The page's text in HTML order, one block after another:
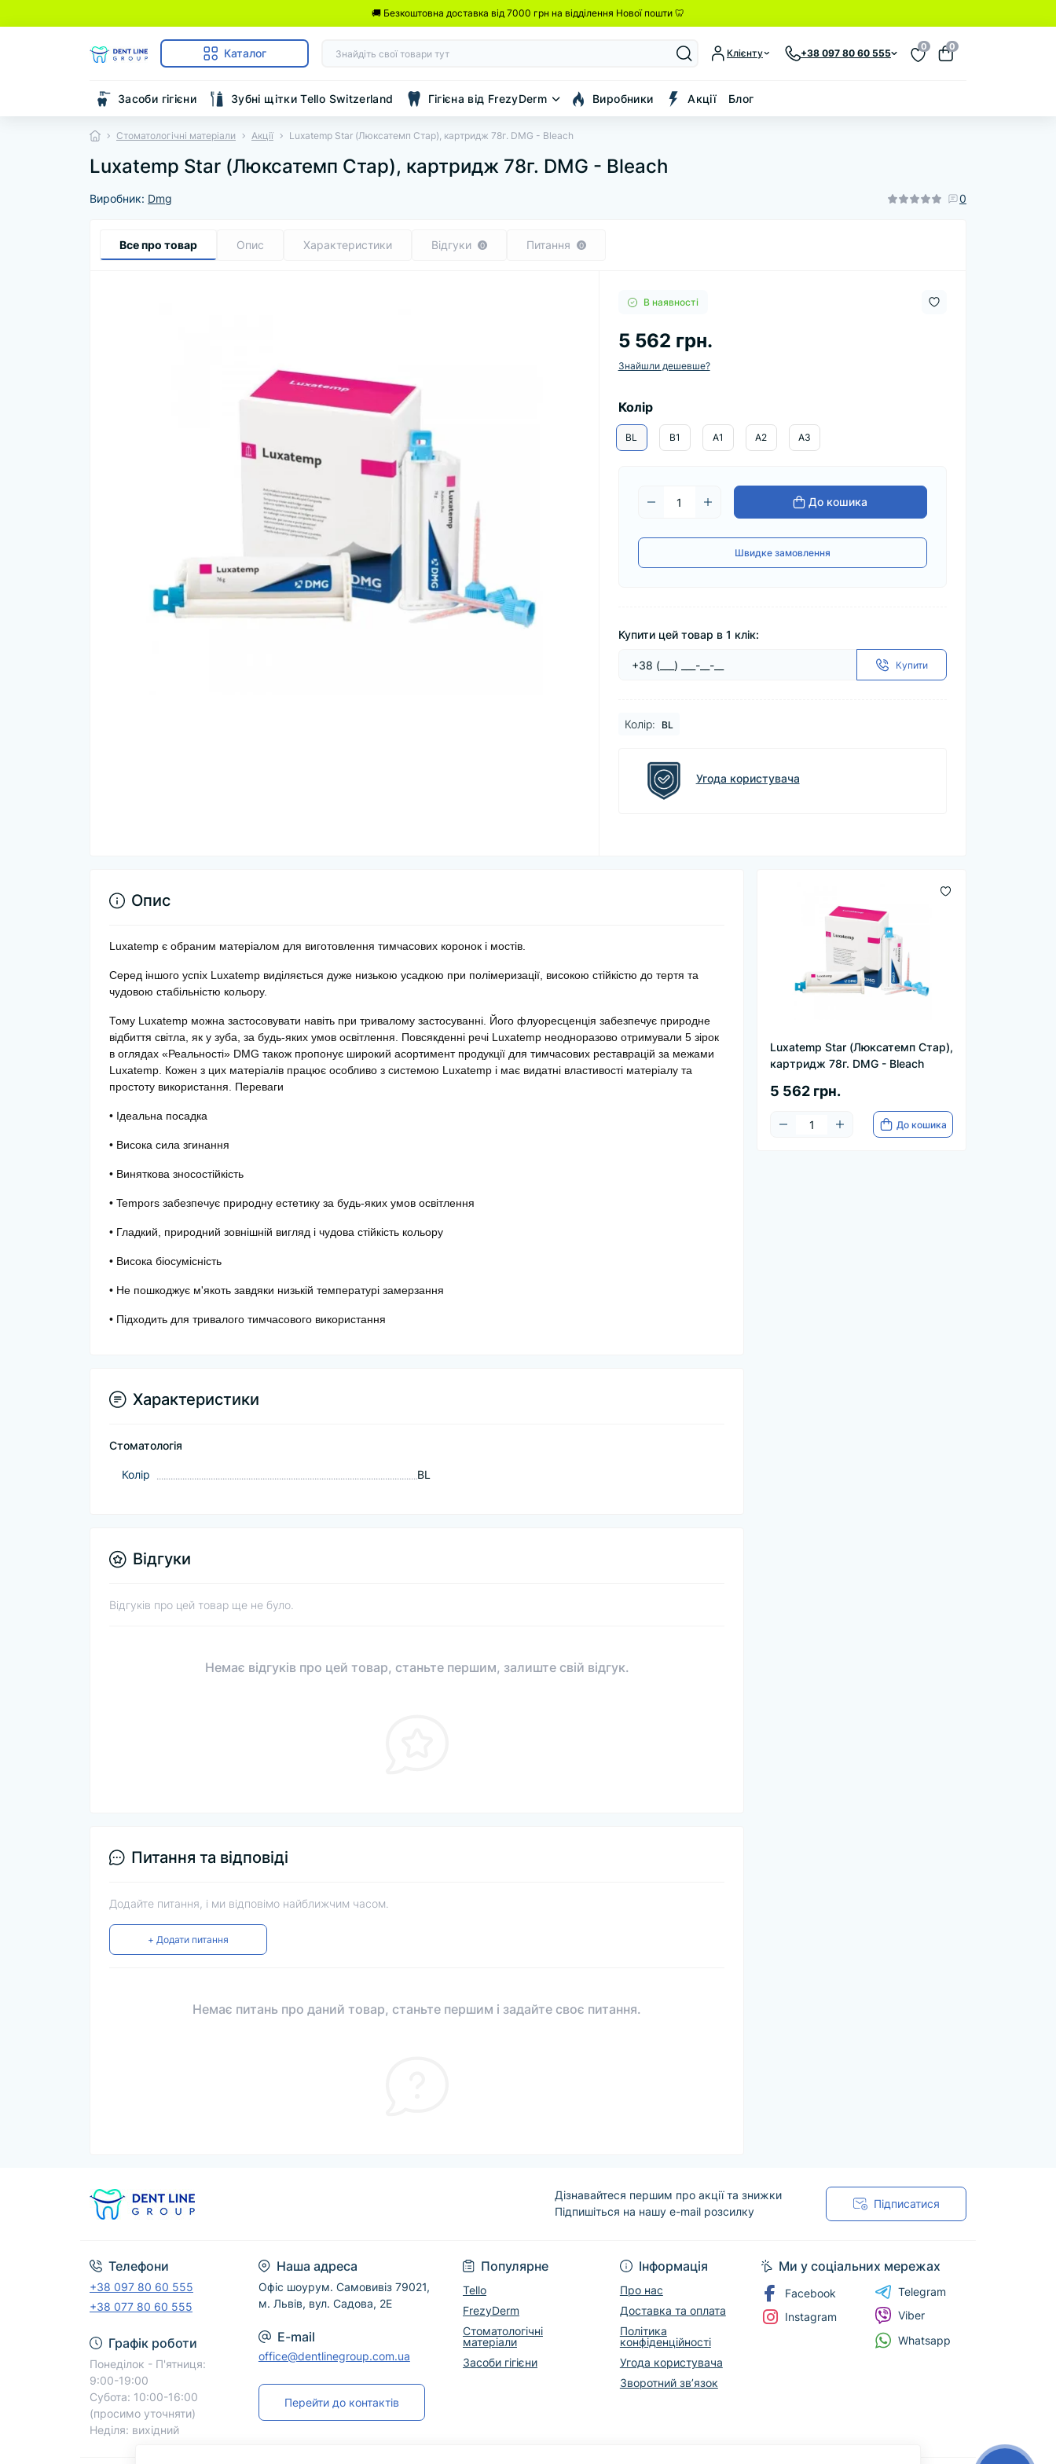
🚚 Безкоштовна доставка від 7000 грн на відділення Нової пошти 🦷
Каталог Клієнту +38 097 80 60 555
0 0
Засоби гігієни Зубні щітки Tello Switzerland Гігієна від FrezyDerm Виробники Акції Блог
Стоматологічні матеріали Акції Luxatemp Star (Люксатемп Стар), картридж 78г. DMG - Bleach
Luxatemp Star (Люксатемп Стар), картридж 78г. DMG - Bleach
Виробник: Dmg 0
Все про товар Опис Характеристики Відгуки 0 Питання 0
В наявності
5 562 грн.
Знайшли дешевше?
Колір
BL B1 A1 A2 A3
До кошика
Швидке замовлення
Купити цей товар в 1 клік:
Купити
Колір: BL
Угода користувача
Luxatemp Star (Люксатемп Стар),
картридж 78г. DMG - Bleach
5 562 грн.
До кошика
Опис
Luxatemp є обраним матеріалом для виготовлення тимчасових коронок і мостів.
Серед іншого успіх Luxatemp виділяється дуже низькою усадкою при полімеризації, високою стійкістю до тертя та
чудовою стабільністю кольору.
Тому Luxatemp можна застосовувати навіть при тривалому застосуванні. Його флуоресценція забезпечує природне
відбиття світла, як у зуба, за будь-яких умов освітлення. Повсякденні речі Luxatemp неодноразово отримували 5 зірок
в оглядах «Реальності» DMG також пропонує широкий асортимент продукції для тимчасових реставрацій за межами
Luxatemp. Кожен з цих матеріалів працює особливо з системою Luxatemp і має видатні властивості матеріалу та
простоту використання. Переваги
• Ідеальна посадка
• Висока сила згинання
• Виняткова зносостійкість
• Tempors забезпечує природну естетику за будь-яких умов освітлення
• Гладкий, природний зовнішній вигляд і чудова стійкість кольору
• Висока біосумісність
• Не пошкоджує м'якоть завдяки низькій температурі замерзання
• Підходить для тривалого тимчасового використання
Характеристики
Стоматологія
Колір BL
Відгуки
Відгуків про цей товар ще не було.
Немає відгуків про цей товар, станьте першим, залиште свій відгук.
Питання та відповіді
Додайте питання, і ми відповімо найближчим часом.
+ Додати питання
Немає питань про даний товар, станьте першим і задайте своє питання.
Дізнавайтеся першим про акції та знижки
Підпишіться на нашу e-mail розсилку
Підписатися
Телефони
+38 097 80 60 555
+38 077 80 60 555
Графік роботи
Понеділок - П'ятниця:
9:00-19:00
Субота: 10:00-16:00
(просимо уточняти)
Неділя: вихідний
Наша адреса
Офіс шоурум. Самовивіз 79021,
м. Львів, вул. Садова, 2Е
E-mail
office@dentlinegroup.com.ua
Перейти до контактів
Популярне
Tello
FrezyDerm
Стоматологічні
матеріали
Засоби гігієни
Інформація
Про нас
Доставка та оплата
Політика
конфіденційності
Угода користувача
Зворотний зв’язок
Ми у соціальних мережах
Facebook
Instagram
Telegram
Viber
Whatsapp